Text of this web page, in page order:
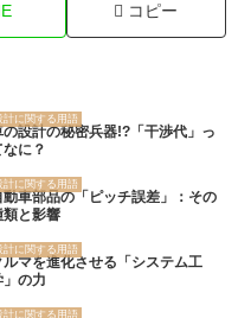
コピー
計に関する用語
の設計の秘密兵器!?「干渉代」っ
なに？
計に関する用語
動車部品の「ピッチ誤差」：その
類と影響
計に関する用語
ルマを進化させる「システム工
」の力
計に関する用語